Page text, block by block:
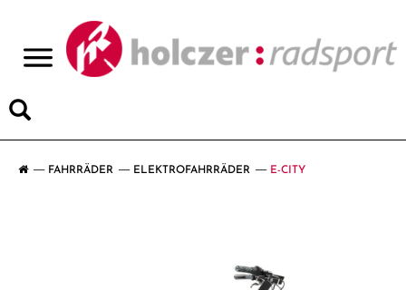
FAHRRÄDER ELEKTROFAHRRÄDER E-CITY